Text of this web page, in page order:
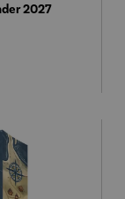
2027